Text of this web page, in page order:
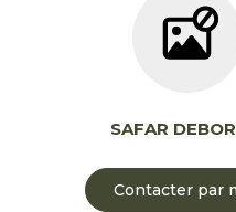
SAFAR
Contacter par